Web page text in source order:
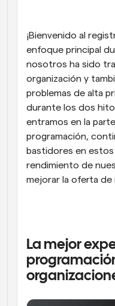
Programación
Automatiza la
Blog
Mantente al día
actualizaciones
Reuniones
Reúnete con
Enlaces de
Reserva
¡Bienvenido al
enfoque principal
nosotros ha sido
organización y
problemas de alta
durante los dos
entramos en la
programación,
bastidores en estos
rendimiento de
mejorar la oferta de
La mejor